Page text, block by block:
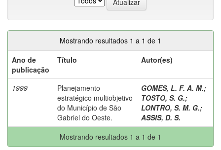
Mostrando resultados 1 a 1 de 1
Ano de
publicação
Título Autor(es)
1999
Planejamento
estratégico multiobjetivo
do Município de São
Gabriel do Oeste.
GOMES, L. F. A. M.;
TOSTO, S. G.;
LONTRO, S. M. G.;
ASSIS, D. S.
Mostrando resultados 1 a 1 de 1